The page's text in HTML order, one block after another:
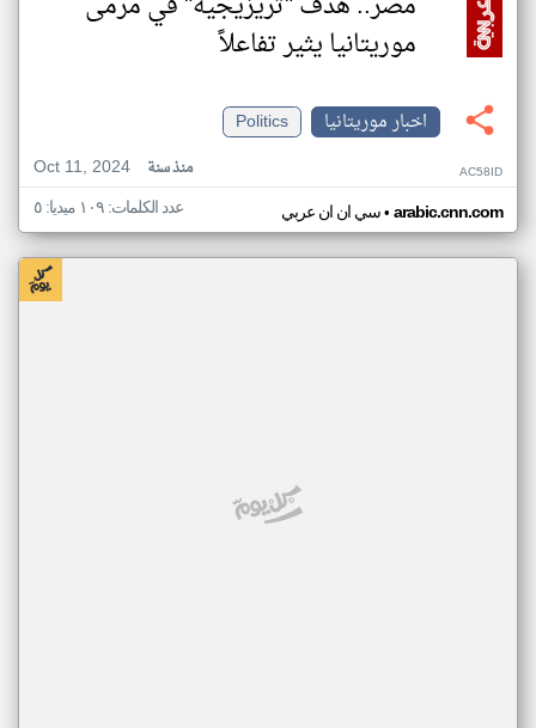
موريتانيا يثير تفاعلاً
اخبار موريتانيا
Politics
Oct 11, 2024
منذ سنة AC58ID
سي ان ان عربي• arabic.cnn.com عدد الكلمات: ١٠٩ ميديا: ٥